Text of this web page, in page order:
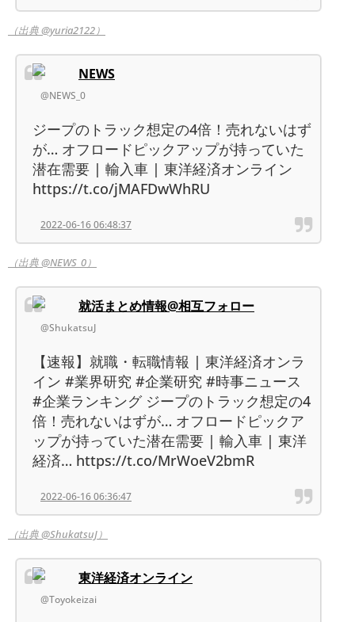
（出典 @yuria2122）
NEWS
@NEWS_0
ジープのトラック想定の4倍！売れないはず
が… オフロードピックアップが持っていた
潜在需要 | 輸入車 | 東洋経済オンライン
https://t.co/jMAFDwWhRU
2022-06-16 06:48:37
（出典 @NEWS_0）
就活まとめ情報@相互フォロー
@ShukatsuJ
【速報】就職・転職情報 | 東洋経済オンラ
イン #業界研究 #企業研究 #時事ニュース
#企業ランキング ジープのトラック想定の4
倍！売れないはずが… オフロードピックア
ップが持っていた潜在需要 | 輸入車 | 東洋
経済… https://t.co/MrWoeV2bmR
2022-06-16 06:36:47
（出典 @ShukatsuJ）
東洋経済オンライン
@Toyokeizai